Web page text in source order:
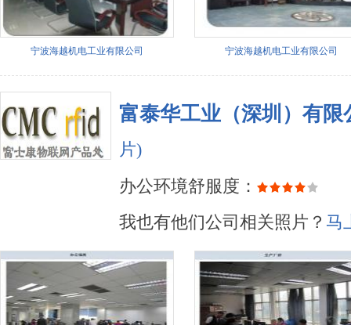
宁波海越机电工业有限公司 宁波海越机电工业有限公司
富泰华工业（深圳）有限
片)
办公环境舒服度：
我也有他们公司相关照片？ 马